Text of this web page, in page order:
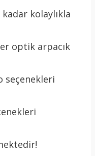
kadar kolaylıkla
optik arpacık
seçenekleri